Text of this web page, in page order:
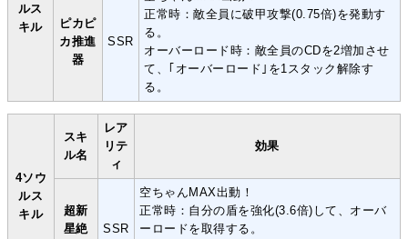
ルス
キル
ピカピ
カ推進
器
SSR
正常時：敵全員に破甲攻撃(0.75倍)を発動す
る。
オーバーロード時：敵全員のCDを2増加させ
て、｢オーバーロード｣を1スタック解除す
る。
4ソウ
ルス
キル
スキ
ル名
レア
リテ
ィ
効果
超新
星絶
SSR
空ちゃんMAX出動！
正常時：自分の盾を強化(3.6倍)して、オーバ
ーロードを取得する。